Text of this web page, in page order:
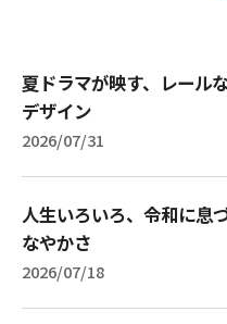
夏ドラマが映す、レール
デザイン
2026/07/31
人生いろいろ、令和に息
なやかさ
2026/07/18